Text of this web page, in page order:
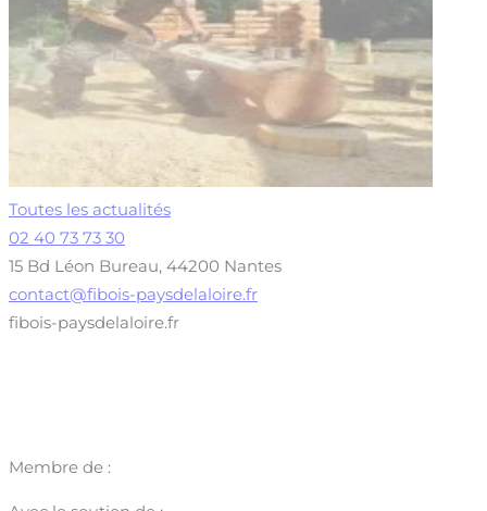
Toutes les actualités
02 40 73 73 30
15 Bd Léon Bureau, 44200 Nantes
contact@fibois-paysdelaloire.fr
fibois-paysdelaloire.fr
Membre de :